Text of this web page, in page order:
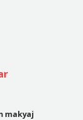
makyaj